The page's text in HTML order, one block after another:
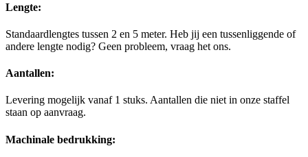
Lengte:
Standaardlengtes tussen 2 en 5 meter. Heb jij een tussenliggende of
andere lengte nodig? Geen probleem, vraag het ons.
Aantallen:
Levering mogelijk vanaf 1 stuks. Aantallen die niet in onze staffel
staan op aanvraag.
Machinale bedrukking: